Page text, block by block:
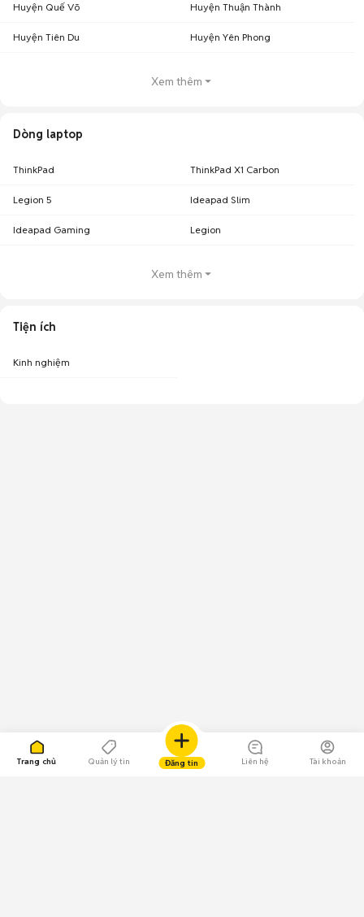
Trang chủ Quản lý tin Đăng tin Liên hệ Tài khoản
Huyện Quế Võ Huyện Thuận Thành
Huyện Tiên Du Huyện Yên Phong
Xem thêm
Dòng laptop
ThinkPad ThinkPad X1 Carbon
Legion 5 Ideapad Slim
Ideapad Gaming Legion
Xem thêm
Tiện ích
Kinh nghiệm